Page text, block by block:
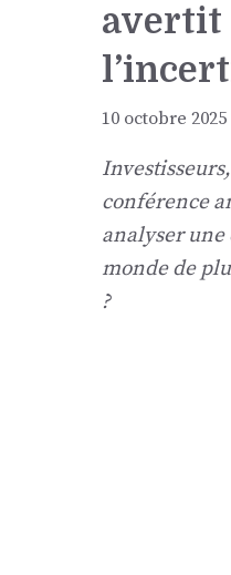
avertit
10 octobre 2025
conférence
analyser
monde de
?